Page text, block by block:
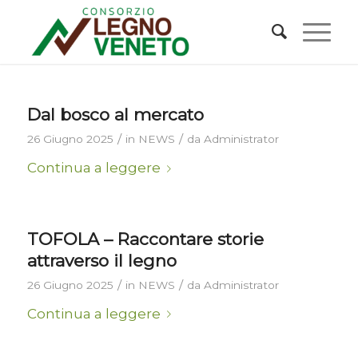
Dal bosco al mercato
26 Giugno 2025 / in NEWS / da Administrator
Continua a leggere
TOFOLA – Raccontare storie
attraverso il legno
26 Giugno 2025 / in NEWS / da Administrator
Continua a leggere